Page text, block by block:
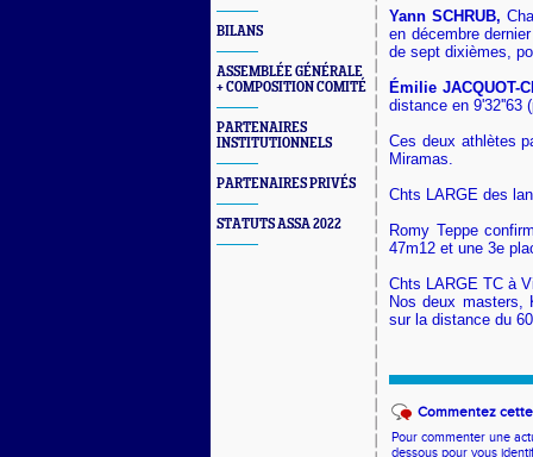
BILANS
ASSEMBLÉE GÉNÉRALE
+ COMPOSITION COMITÉ
PARTENAIRES
INSTITUTIONNELS
PARTENAIRES PRIVÉS
STATUTS ASSA 2022
Yann SCHRUB,
en décembre
de sept dixièmes,
Émilie JACQUOT-
distance en 9'32''63
Ces deux athlètes
Miramas.
Chts LARGE des
Romy Teppe
47m12 et une 3e
Chts LARGE TC à
Nos deux masters,
sur la distance du
Commentez
Pour commenter une
dessous pour vous